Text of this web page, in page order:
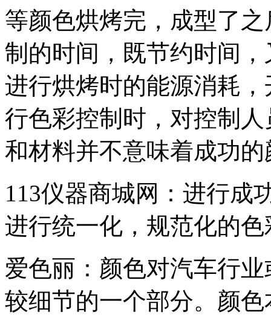
等颜色烘烤完，成型了
制的时间，既节约时间
进行烘烤时的能源消耗
行色彩控制时，对控制
和材料并不意味着成功
113仪器商城网：进行成
进行统一化，规范化的
爱色丽：颜色对汽车行
较细节的一个部分。颜